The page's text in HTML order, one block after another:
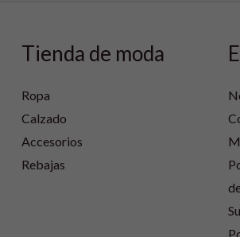
Tienda de moda
Ropa
Calzado
Accesorios
Rebajas